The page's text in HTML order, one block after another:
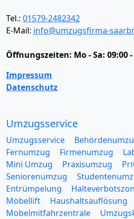
Tel.: 01579-2482342
E-Mail: info@umzugsfirma-
Öffnungszeiten: Mo - Sa: 09:00
Impressum
Datenschutz
Umzugsservice
Umzugsservice
Fernumzug
Firmenumzug
Mini Umzug
Praxisumzug
Seniorenumzug
Entrümpelung
Möbellift
Haushaltsauflösung
Möbelmitfahrzentrale